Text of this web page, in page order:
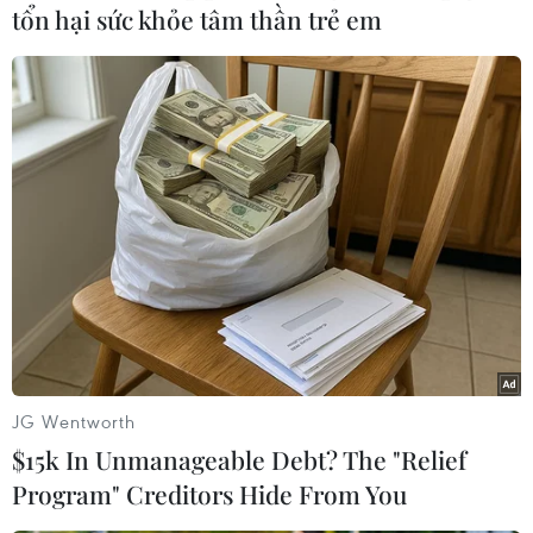
Trung Quốc đang đe dọa nền tảng công nghiệp,
tài chính của chính phủ và các nỗ lực xóa đói
giảm nghèo, một số nhà đầu tư coi số lượng
người già ngày càng tăng là một cơ hội.
tổn hại sức khỏe tâm thần trẻ em
JG Wentworth
$15k In Unmanageable Debt? The "Relief
Program" Creditors Hide From You